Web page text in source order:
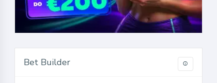
Bet Builder